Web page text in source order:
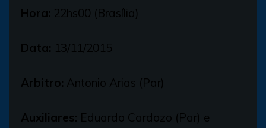
Hora: 22hs00 (Brasília)
Data: 13/11/2015
Arbitro: Antonio Arias (Par)
Auxiliares: Eduardo Cardozo (Par) e